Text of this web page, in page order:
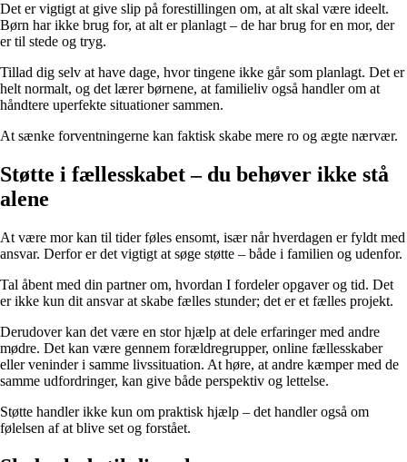
Det er vigtigt at give slip på forestillingen om, at alt skal være ideelt.
Børn har ikke brug for, at alt er planlagt – de har brug for en mor, der
er til stede og tryg.
Tillad dig selv at have dage, hvor tingene ikke går som planlagt. Det er
helt normalt, og det lærer børnene, at familieliv også handler om at
håndtere uperfekte situationer sammen.
At sænke forventningerne kan faktisk skabe mere ro og ægte nærvær.
Støtte i fællesskabet – du behøver ikke stå
alene
At være mor kan til tider føles ensomt, især når hverdagen er fyldt med
ansvar. Derfor er det vigtigt at søge støtte – både i familien og udenfor.
Tal åbent med din partner om, hvordan I fordeler opgaver og tid. Det
er ikke kun dit ansvar at skabe fælles stunder; det er et fælles projekt.
Derudover kan det være en stor hjælp at dele erfaringer med andre
mødre. Det kan være gennem forældregrupper, online fællesskaber
eller veninder i samme livssituation. At høre, at andre kæmper med de
samme udfordringer, kan give både perspektiv og lettelse.
Støtte handler ikke kun om praktisk hjælp – det handler også om
følelsen af at blive set og forstået.